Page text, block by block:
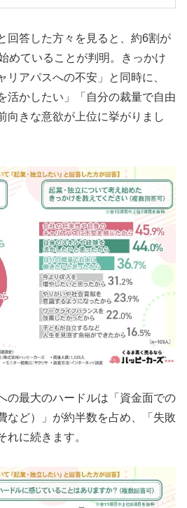
回答した方々を見ると、約6割が
めていることが判明。きっかけ
リアパスへの不安」と同時に、
活かしたい」「自分の裁量で自由
向きな意欲が上位に挙がりまし
の最大のハードルは「資金面での
など）」が約半数を占め、「失敗
れに続きます。